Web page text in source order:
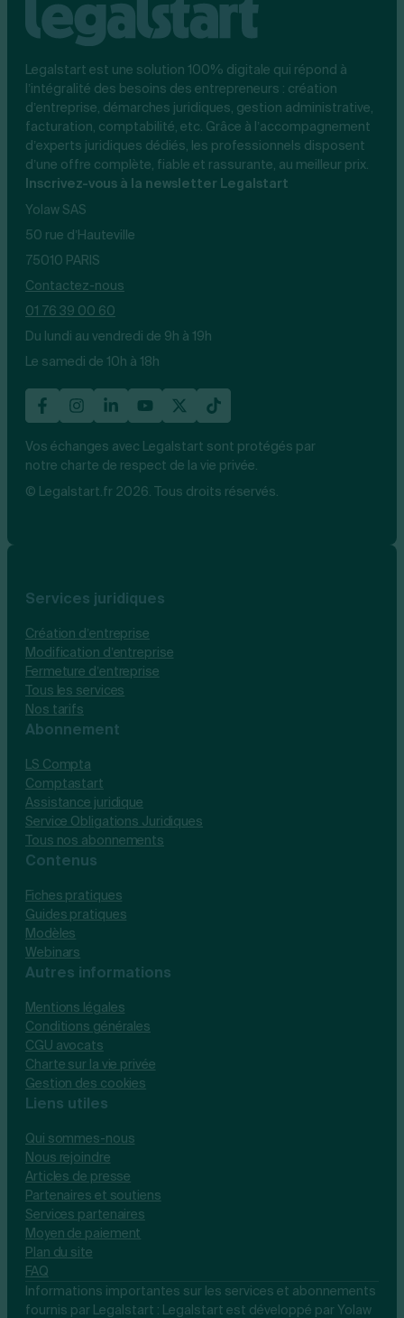
Legalstart est une solution 100% digitale qui répond à
l’intégralité des besoins des entrepreneurs : création
d’entreprise, démarches juridiques, gestion administrative,
facturation, comptabilité, etc. Grâce à l’accompagnement
d’experts juridiques dédiés, les professionnels disposent
d’une offre complète, fiable et rassurante, au meilleur prix.
Inscrivez-vous à la newsletter Legalstart
Yolaw SAS
50 rue d’Hauteville
75010 PARIS
Contactez-nous
01 76 39 00 60
Du lundi au vendredi de 9h à 19h
Le samedi de 10h à 18h
Vos échanges avec Legalstart sont protégés par
notre charte de respect de la vie privée.
© Legalstart.fr 2026. Tous droits réservés.
Services juridiques
Création d’entreprise
Modification d’entreprise
Fermeture d’entreprise
Tous les services
Nos tarifs
Abonnement
LS Compta
Comptastart
Assistance juridique
Service Obligations Juridiques
Tous nos abonnements
Contenus
Fiches pratiques
Guides pratiques
Modèles
Webinars
Autres informations
Mentions légales
Conditions générales
CGU avocats
Charte sur la vie privée
Gestion des cookies
Liens utiles
Qui sommes-nous
Nous rejoindre
Articles de presse
Partenaires et soutiens
Services partenaires
Moyen de paiement
Plan du site
FAQ
Informations importantes sur les services et abonnements
fournis par Legalstart : Legalstart est développé par Yolaw